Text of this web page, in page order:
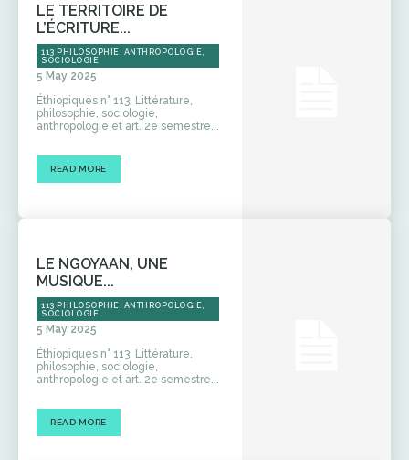
LE TERRITOIRE DE
L’ÉCRITURE...
113 PHILOSOPHIE, ANTHROPOLOGIE,
SOCIOLOGIE
5 May 2025
Éthiopiques n° 113. Littérature,
philosophie, sociologie,
anthropologie et art. 2e semestre...
READ MORE
LE NGOYAAN, UNE
MUSIQUE...
113 PHILOSOPHIE, ANTHROPOLOGIE,
SOCIOLOGIE
5 May 2025
Éthiopiques n° 113. Littérature,
philosophie, sociologie,
anthropologie et art. 2e semestre...
READ MORE